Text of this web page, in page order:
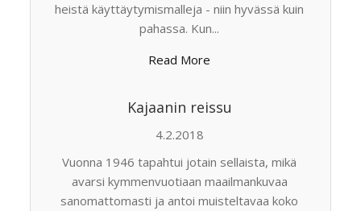
heistä käyttäytymismalleja - niin hyvässä kuin
pahassa. Kun...
Read More
Kajaanin reissu
4.2.2018
Vuonna 1946 tapahtui jotain sellaista, mikä
avarsi kymmenvuotiaan maailmankuvaa
sanomattomasti ja antoi muisteltavaa koko